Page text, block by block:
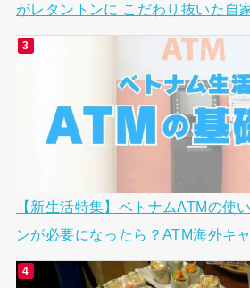
がレタントンに こだわり抜いた自
【新生活特集】ベトナムATMの使
ンが必要になったら？ATM海外キ